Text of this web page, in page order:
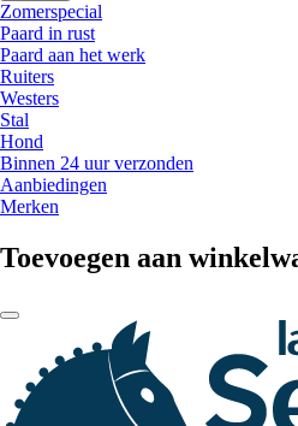
Zomerspecial
Paard in rust
Paard aan het werk
Ruiters
Westers
Stal
Hond
Binnen 24 uur verzonden
Aanbiedingen
Merken
Toevoegen aan